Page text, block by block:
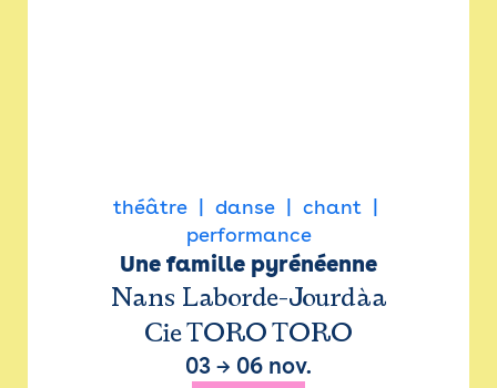
théâtre danse
chant
performance
Une famille pyrénéenne
Nans Laborde-Jourdàa
Cie TORO TORO
03 → 06 nov.